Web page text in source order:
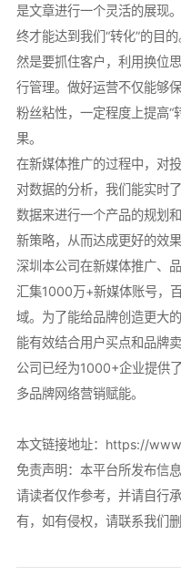
是文章进行一个灵活的展现
终才能达到我们“转化”的目
然是要抓住客户，利用换位
行管理。做好运营不仅能够
粉丝粘性，一定程度上提高“
果。
在新媒体推广的过程中，对
对数据的分析，我们能实时
数据来进行一个产品的规划
新策略，从而达成更好的效果
深圳本公司在新媒体推广、
汇集1000万+新媒体账号，
域。为了能给品牌创造更大
能有效结合用户买点和品牌
公司已经为1000+企业提供
多品牌网络营销赋能。
本文链接地址： https://
免责声明：本平台所发布信
请读者仅作参考，并请自行
有，如有侵权，请联系我们删